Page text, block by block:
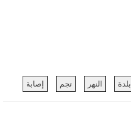
بلدة النهر تجم
إصابة